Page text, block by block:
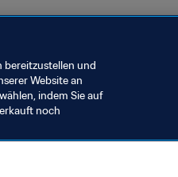
bereitzustellen und
Website an
indem Sie auf
noch